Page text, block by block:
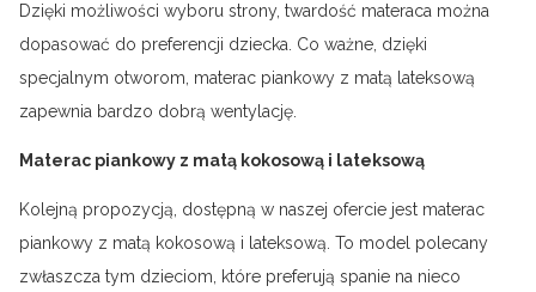
Dzięki możliwości wyboru strony, twardość materaca można
dopasować do preferencji dziecka. Co ważne, dzięki
specjalnym otworom, materac piankowy z matą lateksową
zapewnia bardzo dobrą wentylację.
Materac piankowy z matą kokosową i lateksową
Kolejną propozycją, dostępną w naszej ofercie jest materac
piankowy z matą kokosową i lateksową. To model polecany
zwłaszcza tym dzieciom, które preferują spanie na nieco